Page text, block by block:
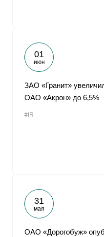
01
июн
ЗАО «Гранит»
ОАО «Акрон» до 6,5%
#IR
31
мая
ОАО «Дорогобуж»